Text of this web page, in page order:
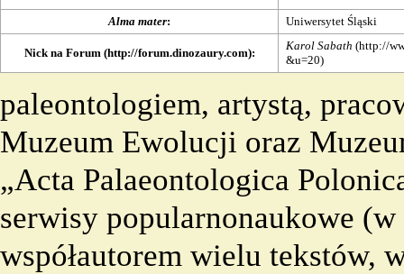
Alma mater: Uniwersytet Śląski
Nick na Forum :
Karol Sabath
paleontologiem, artystą,
Muzeum Ewolucji oraz
„Acta Palaeontologica
serwisy popularnonaukowe
współautorem wielu tekstów,